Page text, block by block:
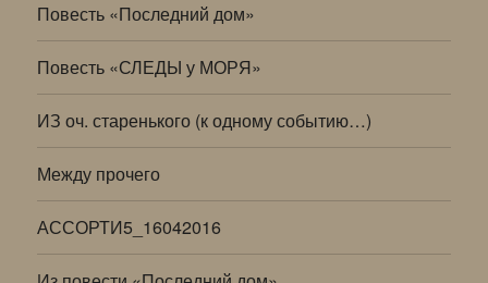
Повесть «Последний дом»
Повесть «СЛЕДЫ у МОРЯ»
ИЗ оч. старенького (к одному событию…)
Между прочего
АССОРТИ5_16042016